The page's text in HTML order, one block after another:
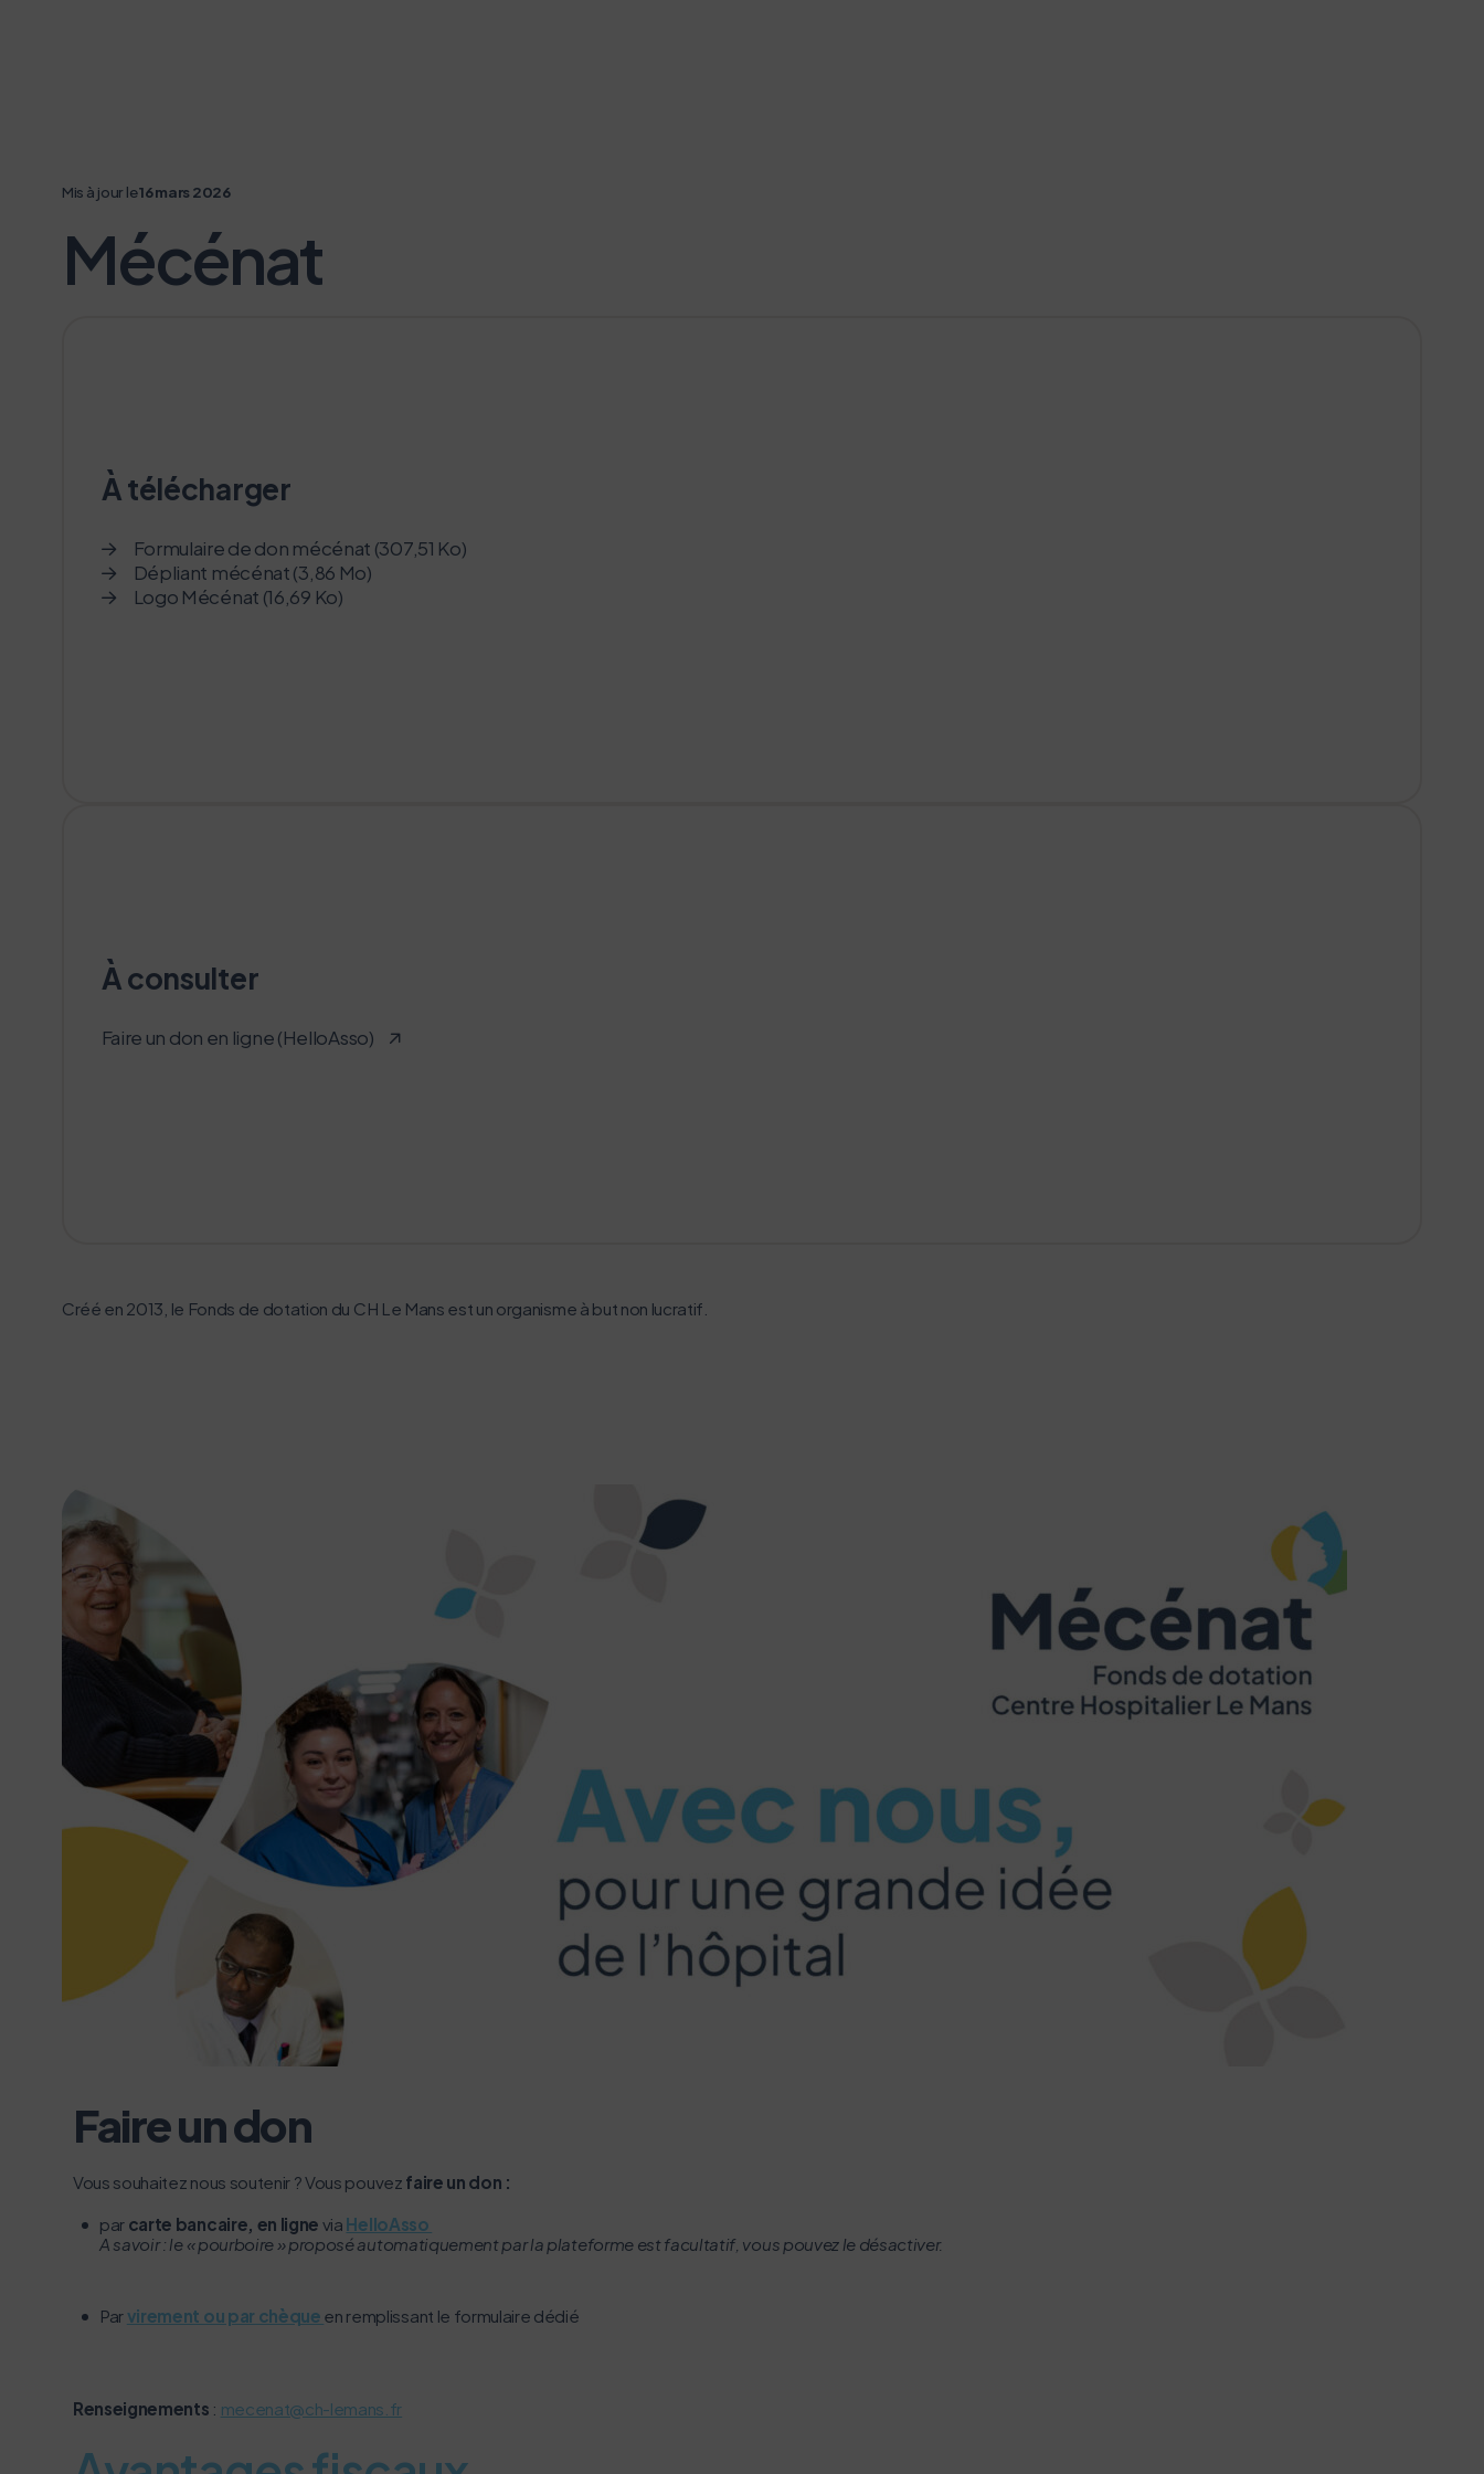
L’écoconception, ça vous concerne aussi !
Nous avons développé ce site Internet dans le cadre d’une démarche forte d’écoconception.
Si vous aussi vous souhaitez diminuer drastiquement les besoins énergétiques nécessaires à votre navigation, vous pouvez
le parcourir dans son Mode Eco. Celui-ci sollicitera très peu nos serveurs et vous deviendrez ainsi un acteur majeur de l’écoconception.
Merci pour votre contribution !
Activer le mode éco Annuler
Mis à jour le16 mars 2026
Mécénat
À télécharger
Formulaire de don mécénat (307,51 Ko)
Dépliant mécénat (3,86 Mo)
Logo Mécénat (16,69 Ko)
À consulter
Faire un don en ligne (HelloAsso)
Créé en 2013, le Fonds de dotation du CH Le Mans est un organisme à but non lucratif.
Faire un don
Vous souhaitez nous soutenir ? Vous pouvez faire un don :
par carte bancaire, en ligne via HelloAsso
A savoir : le « pourboire » proposé automatiquement par la plateforme est facultatif, vous pouvez le désactiver.
Parvirement ou par chèque en remplissant le formulaire dédié
Renseignements : mecenat@ch-lemans.fr